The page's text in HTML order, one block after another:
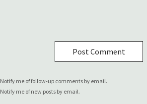
Notify me of follow-up comments by email.
Notify me of new posts by email.